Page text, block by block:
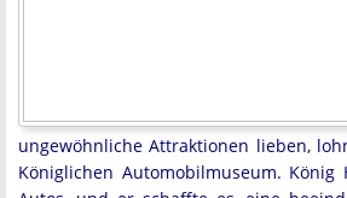
ungewöhnliche Attraktionen lieben,
Königlichen Automobilmuseum. König